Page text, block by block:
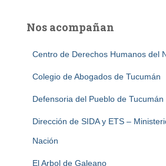
Nos acompañan
Centro de Derechos Humanos del
Colegio de Abogados de Tucumán
Defensoria del Pueblo de Tucumán
Dirección de SIDA y ETS –
Nación
El Arbol de Galeano